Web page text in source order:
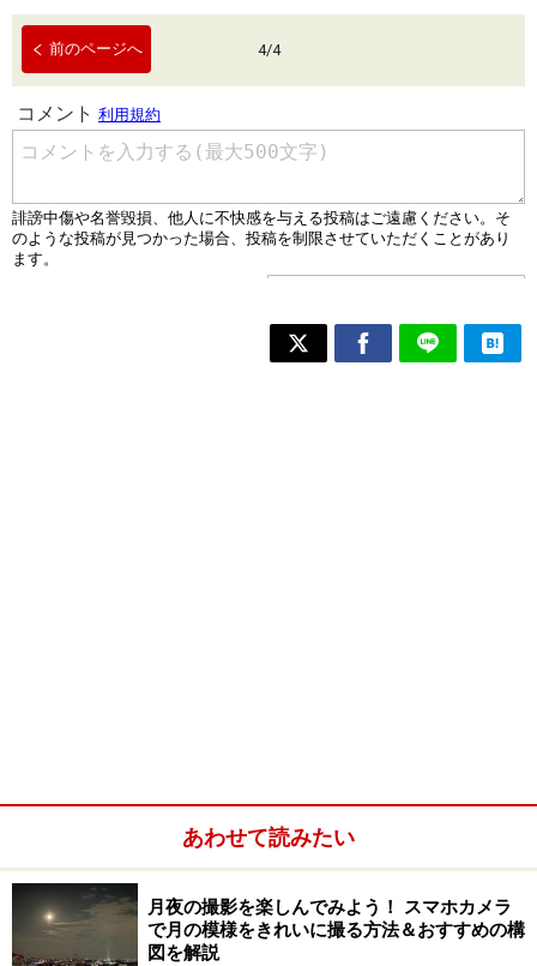
前のページへ 4/4
あわせて読みたい
月夜の撮影を楽しんでみよう！ スマホカメラ
で月の模様をきれいに撮る方法＆おすすめの構
図を解説